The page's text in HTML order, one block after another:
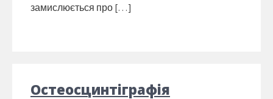
замислюється про […]
Остеосцинтіграфія